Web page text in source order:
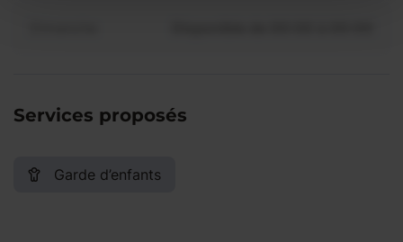
Services proposés
Garde d’enfants